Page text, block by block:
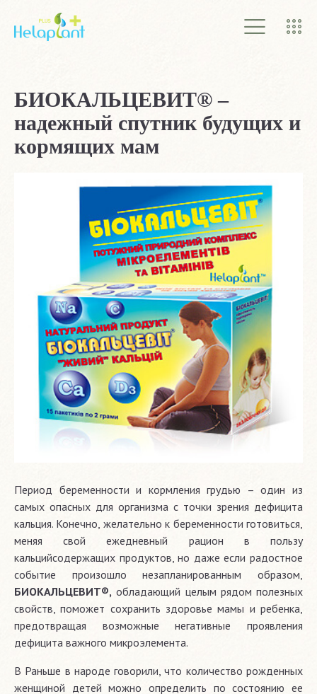
БИОКАЛЬЦЕВИТ® –
надежный спутник будущих и
кормящих мам
Период беременности и кормления грудью – один из
самых опасных для организма с точки зрения дефицита
кальция. Конечно, желательно к беременности готовиться,
меняя свой ежедневный рацион в пользу
кальцийсодержащих продуктов, но даже если радостное
событие произошло незапланированным образом,
БИОКАЛЬЦЕВИТ®, обладающий целым рядом полезных
свойств, поможет сохранить здоровье мамы и ребенка,
предотвращая возможные негативные проявления
дефицита важного микроэлемента.
B Раньше в народе говорили, что количество рожденных
женщиной детей можно определить по состоянию ее
О КОМПАНИИ
ПРОДУКТЫ
АКЦИИ
УКРАЇНСЬКА